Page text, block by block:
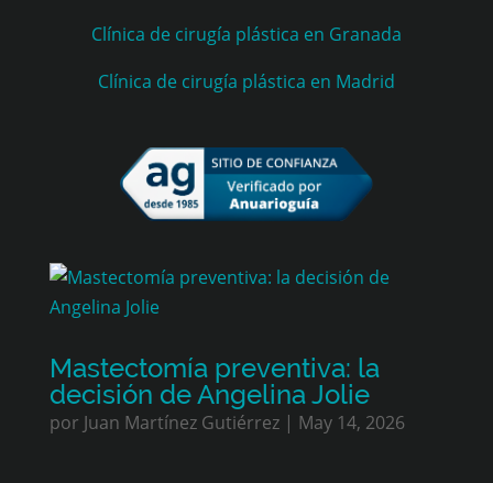
Clínica de cirugía plástica en Granada
Clínica de cirugía plástica en Madrid
Mastectomía preventiva: la
decisión de Angelina Jolie
por Juan Martínez Gutiérrez| May 14, 2026